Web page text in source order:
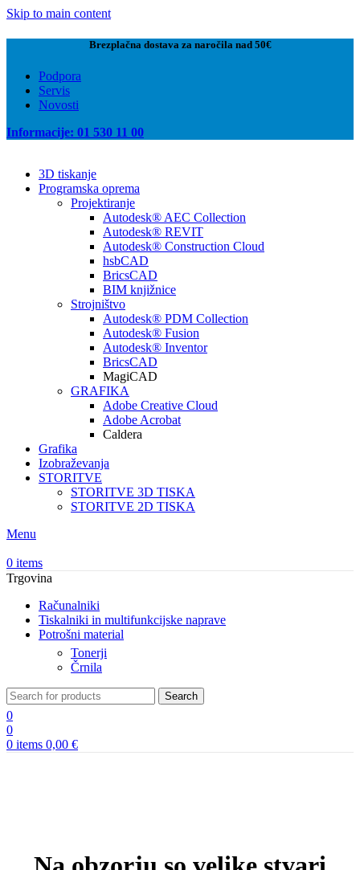
Skip to main content
Brezplačna dostava za naročila nad 50€
Podpora
Servis
Novosti
Informacije: 01 530 11 00
3D tiskanje
Programska oprema
Projektiranje
Autodesk® AEC Collection
Autodesk® REVIT
Autodesk® Construction Cloud
hsbCAD
BricsCAD
BIM knjižnice
Strojništvo
Autodesk® PDM Collection
Autodesk® Fusion
Autodesk® Inventor
BricsCAD
MagiCAD
GRAFIKA
Adobe Creative Cloud
Adobe Acrobat
Caldera
Grafika
Izobraževanja
STORITVE
STORITVE 3D TISKA
STORITVE 2D TISKA
Menu
0 items
Trgovina
Računalniki
Tiskalniki in multifunkcijske naprave
Potrošni material
Tonerji
Črnila
Search
0
0
0 items 0,00 €